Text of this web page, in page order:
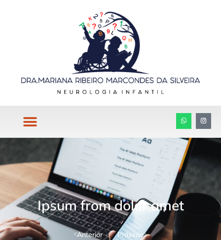
Ipsum from dolor amet
Anterior Próximo